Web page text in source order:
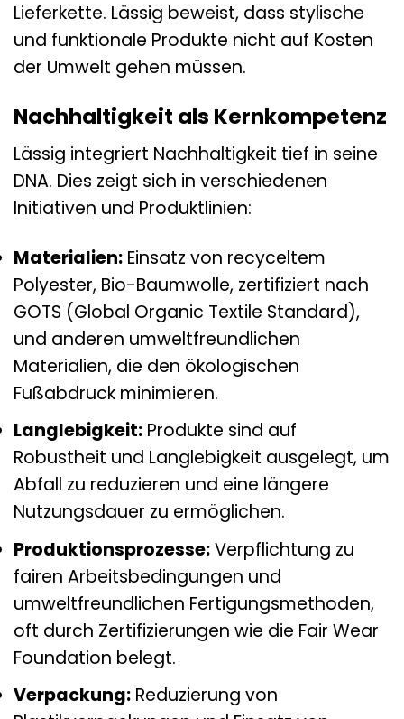
Lieferkette. Lässig beweist, dass stylische
und funktionale Produkte nicht auf Kosten
der Umwelt gehen müssen.
Nachhaltigkeit als Kernkompetenz
Lässig integriert Nachhaltigkeit tief in seine
DNA. Dies zeigt sich in verschiedenen
Initiativen und Produktlinien:
Materialien: Einsatz von recyceltem
Polyester, Bio-Baumwolle, zertifiziert nach
GOTS (Global Organic Textile Standard),
und anderen umweltfreundlichen
Materialien, die den ökologischen
Fußabdruck minimieren.
Langlebigkeit: Produkte sind auf
Robustheit und Langlebigkeit ausgelegt, um
Abfall zu reduzieren und eine längere
Nutzungsdauer zu ermöglichen.
Produktionsprozesse:Verpflichtung zu
fairen Arbeitsbedingungen und
umweltfreundlichen Fertigungsmethoden,
oft durch Zertifizierungen wie die Fair Wear
Foundation belegt.
Verpackung: Reduzierung von